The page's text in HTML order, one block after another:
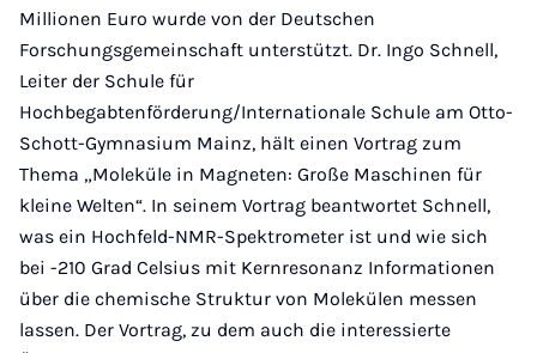
Millionen Euro wurde von der Deutschen
Forschungsgemeinschaft unterstützt. Dr. Ingo Schnell,
Leiter der Schule für
Hochbegabtenförderung/Internationale Schule am Otto-
Schott-Gymnasium Mainz, hält einen Vortrag zum
Thema „Moleküle in Magneten: Große Maschinen für
kleine Welten“. In seinem Vortrag beantwortet Schnell,
was ein Hochfeld-NMR-Spektrometer ist und wie sich
bei -210 Grad Celsius mit Kernresonanz Informationen
über die chemische Struktur von Molekülen messen
lassen. Der Vortrag, zu dem auch die interessierte